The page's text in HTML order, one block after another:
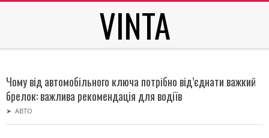
VINTA
Menu
Чому від автомобільного ключа потрібно від’єднати важкий
брелок: важлива рекомендація для водіїв
➤ АВТО